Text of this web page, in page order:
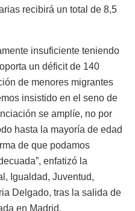
recibirá un total de 8,5
insuficiente teniendo
un déficit de 140
de menores migrantes
insistido en el seno de
se amplíe, no por
hasta la mayoría de edad
de que podamos
enfatizó la
Igualdad, Juventud,
Delgado, tras la salida de
en Madrid.